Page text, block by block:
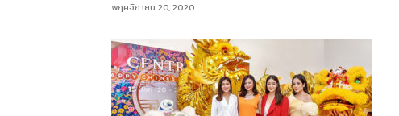
พฤศจิกายน 20, 2020